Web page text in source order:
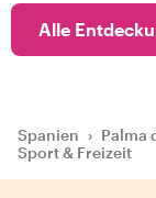
Alle
Spanien › Palma
Sport & Freizeit